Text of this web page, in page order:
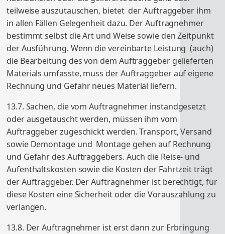
teilweise auszutauschen, bietet der Auftraggeber ihm
in allen Fällen Gelegenheit dazu. Der Auftragnehmer
bestimmt selbst die Art und Weise sowie den Zeitpunkt
der Ausführung. Wenn die vereinbarte Leistung (auch)
die Bearbeitung des von dem Auftraggeber gelieferten
Materials umfasste, muss der Auftraggeber auf eigene
Rechnung und Gefahr neues Material liefern.
13.7. Sachen, die vom Auftragnehmer instandgesetzt
oder ausgetauscht werden, müssen ihm vom
Auftraggeber zugeschickt werden. Transport, Versand
sowie Demontage und Montage gehen auf Rechnung
und Gefahr des Auftraggebers. Auch die Reise- und
Aufenthaltskosten sowie die Kosten der Fahrtzeit trägt
der Auftraggeber. Der Auftragnehmer ist berechtigt, für
diese Kosten eine Sicherheit oder die Vorauszahlung zu
verlangen.
13.8. Der Auftragnehmer ist erst dann zur Erbringung